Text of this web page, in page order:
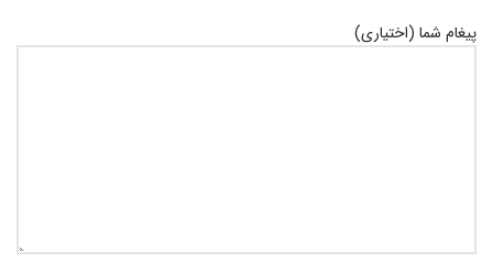
پیغام شما (اختیاری)